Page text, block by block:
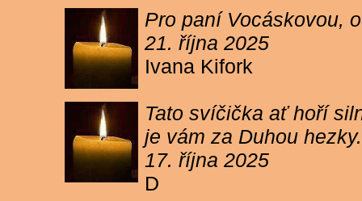
Pro paní Vocáskovou,
21. října 2025
Ivana Kifork
Tato svíčička ať hoří
je vám za Duhou
17. října 2025
D